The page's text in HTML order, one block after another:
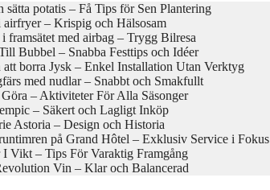
sätta potatis – Få Tips för Sen Plantering
– Krispig och Hälsosam
framsätet med airbag – Trygg Bilresa
Bubbel – Snabba Festtips och Idéer
att borra Jysk – Enkel Installation Utan Verktyg
med nudlar – Snabbt och Smakfullt
– Aktiviteter För Alla Säsonger
– Säkert och Lagligt Inköp
Astoria – Design och Historia
på Grand Hôtel – Exklusiv Service i Fokus
Vikt – Tips För Varaktig Framgång
Vin – Klar och Balancerad